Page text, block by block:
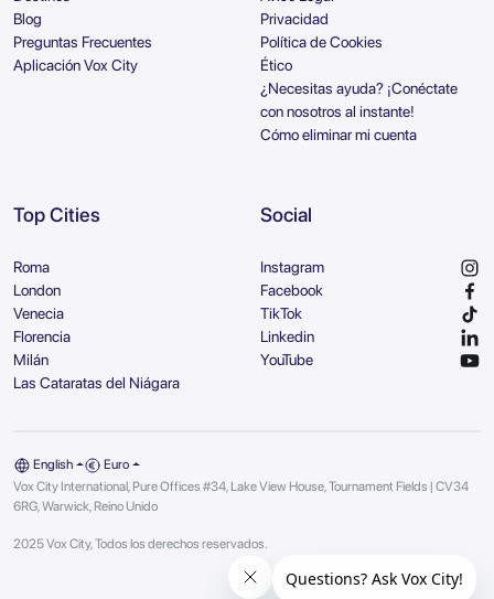
Blog
Preguntas Frecuentes
Aplicación Vox City
Privacidad
Política de Cookies
Ético
¿Necesitas ayuda? ¡Conéctate
con nosotros al instante!
Cómo eliminar mi cuenta
Top Cities
Roma
London
Venecia
Florencia
Milán
Las Cataratas del Niágara
Social
Instagram
Facebook
TikTok
Linkedin
YouTube
English
Euro
Vox City International, Pure Offices #34, Lake View House, Tournament Fields | CV34
6RG, Warwick, Reino Unido
2025 Vox City, Todos los derechos reservados.